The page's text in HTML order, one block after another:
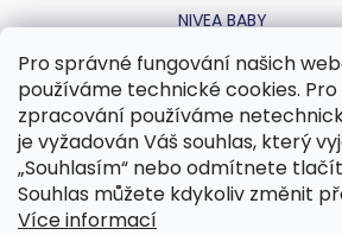
Pro správné fungování našich
používáme technické cookies.
zpracování používáme
je vyžadován Váš souhlas, který
„Souhlasím“ nebo odmítnete
Souhlas můžete kdykoliv změnit
Více informací
NIVEA BABY
NIVEA MEN
NIVEA SUN
NO STRESS
NOHEL GARDEN
NORDICS